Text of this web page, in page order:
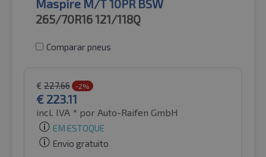
Maspire M/T 10PR BSW
265/70R16121/118Q
Comparar pneus
€ 227.66 -2%
€ 223.11
incl. IVA * por Auto-Raifen GmbH
EM ESTOQUE
Envio gratuito